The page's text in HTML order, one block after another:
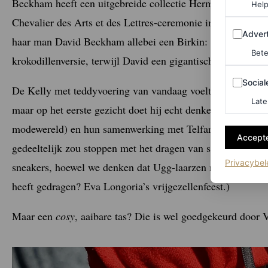
Beckham heeft een uitgebreide collectie Hermès-tassen,
Chevalier des Arts et des Lettres-ceremonie in het
haar man David Beckham allebei een Birkin: Victoria koos
krokodillenversie, terwijl David een gigantische Hermès
De Kelly met teddyvoering van vandaag voelt net zo fris
maar op het eerste gezicht doet hij echt denken aan een
modewereld) en hun samenwerking met Telfar. Beckham,
gedeeltelijk zou stoppen met het dragen van superhoge
sneakers, hoewel we denken dat Ugg-laarzen niet tot haar
heeft gedragen? Eva Longoria’s vrijgezellenfeest.)
Maar een cosy, aaibare tas? Die is wel goedgekeurd door
Sociale